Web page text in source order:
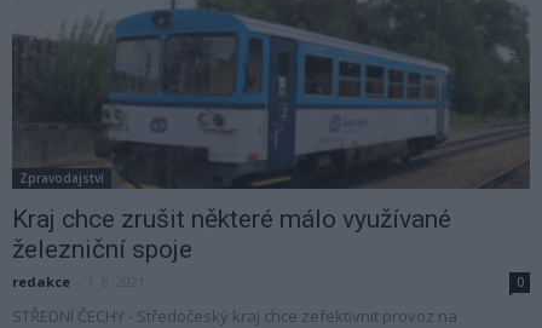
Zpravodajství
Kraj chce zrušit některé málo využívané
železniční spoje
redakce 0
STŘEDNÍ ČECHY - Středočeský kraj chce zefektivnit provoz na